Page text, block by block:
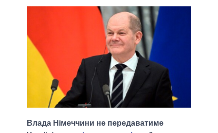
Влада Німеччини не передаватиме